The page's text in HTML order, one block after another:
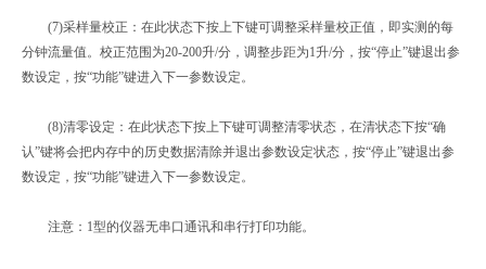
(7)采样量校正：在此状态下按上下键可调整采样量校正值，即实测的每
分钟流量值。校正范围为20-200升/分，调整步距为1升/分，按“停止”键退出参
数设定，按“功能”键进入下一参数设定。
(8)清零设定：在此状态下按上下键可调整清零状态，在清状态下按“确
认”键将会把内存中的历史数据清除并退出参数设定状态，按“停止”键退出参
数设定，按“功能”键进入下一参数设定。
注意：1型的仪器无串口通讯和串行打印功能。